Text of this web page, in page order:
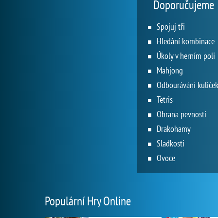
Doporučujeme
Spojuj tři
Hledání kombinace
Úkoly v herním poli
Mahjong
Odbourávání kuliček
Tetris
Obrana pevnosti
Drakohamy
Sladkosti
Ovoce
Populární Hry Online